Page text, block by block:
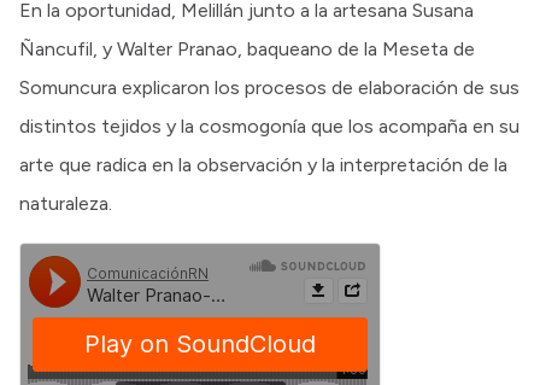
En la oportunidad, Melillán junto a la artesana Susana
Ñancufil, y Walter Pranao, baqueano de la Meseta de
Somuncura explicaron los procesos de elaboración de sus
distintos tejidos y la cosmogonía que los acompaña en su
arte que radica en la observación y la interpretación de la
naturaleza.